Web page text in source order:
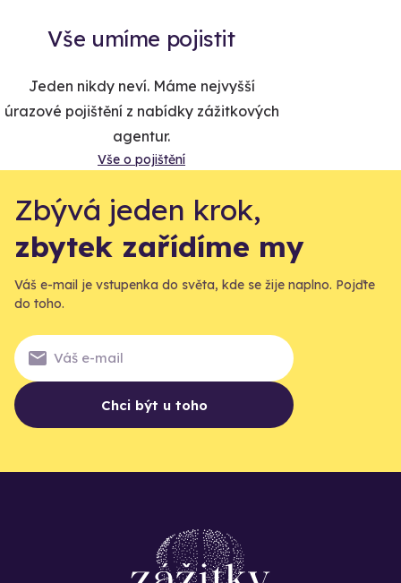
Vše umíme pojistit
Jeden nikdy neví. Máme nejvyšší
úrazové pojištění z nabídky zážitkových
agentur.
Vše o pojištění
Zbývá jeden krok,
zbytek zařídíme my
Váš e-mail je vstupenka do světa, kde se žije naplno. Pojďte
do toho.
Chci být u toho